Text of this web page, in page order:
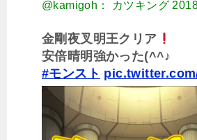
@kamigoh： カツキング
金剛夜叉明王クリア
安倍晴明強かった(^^♪
#モンスト